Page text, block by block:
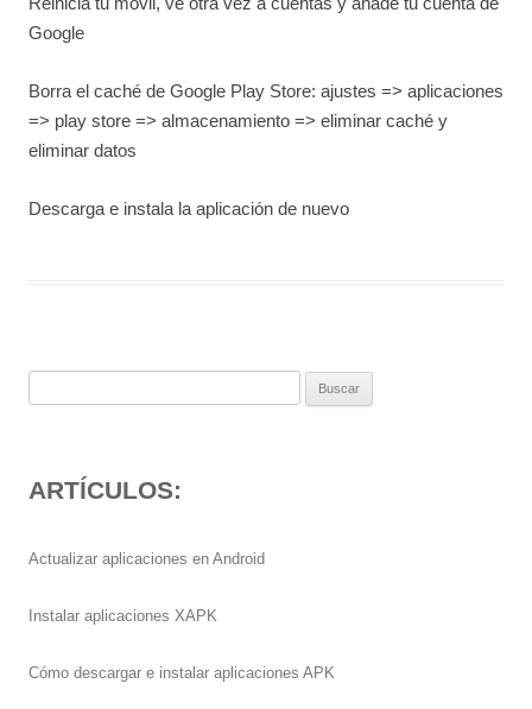
Google
Borra el caché de Google Play Store: ajustes => aplicaciones
=> play store => almacenamiento => eliminar caché y
eliminar datos
Descarga e instala la aplicación de nuevo
ARTÍCULOS:
Actualizar aplicaciones en Android
Instalar aplicaciones XAPK
Cómo descargar e instalar aplicaciones APK